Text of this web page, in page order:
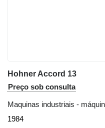
Hohner Accord 13
Preço sob consulta
Maquinas industriais -
1984